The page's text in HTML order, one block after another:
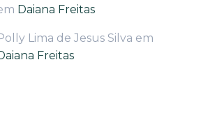
Daiana Freitas
Lima de Jesus Silva em
Freitas